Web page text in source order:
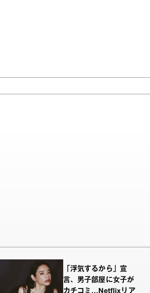
「浮気するから」宣
言、男子部屋に女子が
カチコミ…Netflixリア